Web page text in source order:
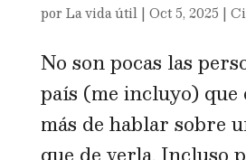
por La vida útil| Oct 5, 2025 |
No son pocas las
país (me incluyo)
más de hablar sobre